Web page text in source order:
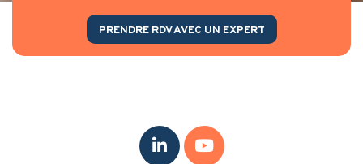
PRENDRE RDV AVEC UN EXPERT